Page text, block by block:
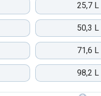
25,7 L
50,3 L
71,6 L
98,2 L